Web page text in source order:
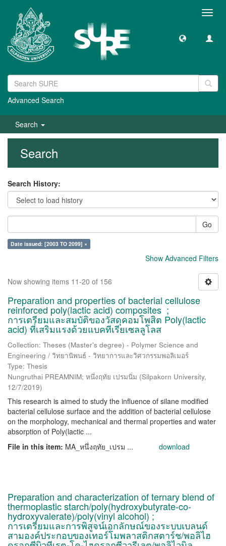
Advanced Search
Search
Search
Search History:
Go
Date issued: [2003 TO 2099] ×
Show Advanced Filters
Now showing items 11-20 of 156
Preparation and properties of bacterial cellulose
reinforced poly(lactic acid) composites ;
การเตรียมและสมบัติของวัสดุคอมโพสิต Poly(lactic
acid) ที่เสริมแรงด้วยแบคทีเรียเซลลูโลส
Collection: Theses (Master's degree) - Polymer Science and
Engineering / วิทยานิพนธ์ - วิทยาการและวิศวกรรมพอลิเมอร์
Type: Thesis
Nungruthai PREAMNIM; หนึ่งฤทัย เปรมนิ่ม (Silpakorn University,
12/7/2019)
This research is aimed to study the influence of silane modified
bacterial cellulose surface and the addition of bacterial cellulose
on the morphology, mechanical and thermal properties and water
absorption of Poly(lactic ...
File in this item: MA_หนึ่งฤทัย_เปรม ... download
Preparation and characterization of ternary blend of
thermoplastic starch/poly(hydroxybutyrate-co-
hydroxyvalerate)/poly(vinyl alcohol) ;
การเตรียมและการพิสูจน์เอกลักษณ์ของระบบเบลนด์
สามองค์ประกอบของเทอร์โมพลาสติกสตาร์ช/พอลิไฮ